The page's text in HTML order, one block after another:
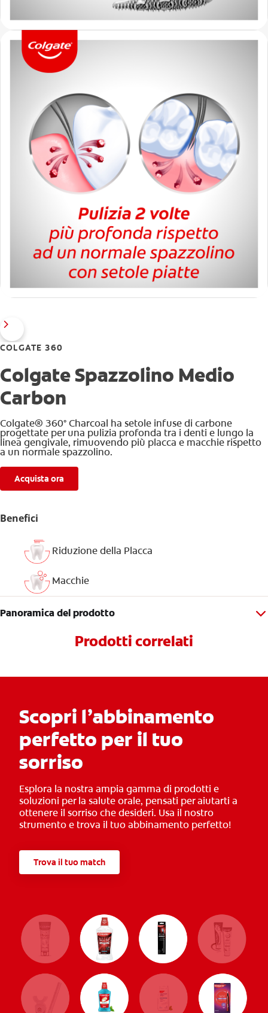
COLGATE 360
Colgate Spazzolino Medio
Carbon
Colgate® 360° Charcoal ha setole infuse di carbone
progettate per una pulizia profonda tra i denti e lungo la
linea gengivale, rimuovendo più placca e macchie rispetto
a un normale spazzolino.
Acquista ora
Benefici
Riduzione della Placca
Macchie
Panoramica del prodotto
Prodotti correlati
Scopri l’abbinamento
perfetto per il tuo
sorriso
Esplora la nostra ampia gamma di prodotti e
soluzioni per la salute orale, pensati per aiutarti a
ottenere il sorriso che desideri. Usa il nostro
strumento e trova il tuo abbinamento perfetto!
Trova il tuo match